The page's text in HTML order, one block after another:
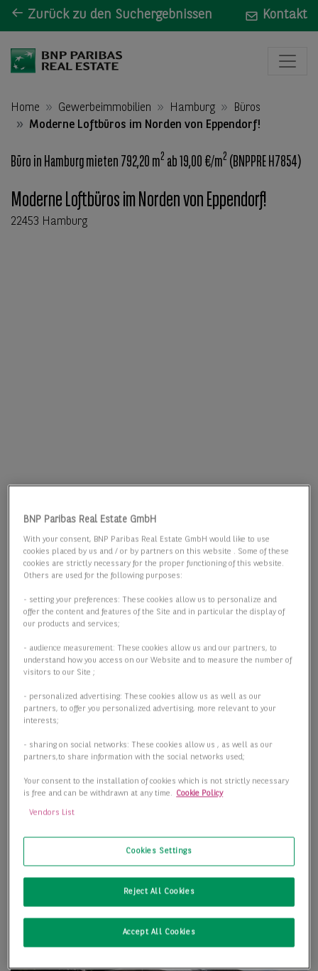
Zurück zu den Suchergebnissen Kontakt
Home Gewerbeimmobilien Hamburg
Büros
Moderne Loftbüros im Norden von Eppendorf!
Büro in Hamburg mieten 792,20 m2 ab 19,00 €/m2 (BNPPRE H7854)
Moderne Loftbüros im Norden von Eppendorf!
22453 Hamburg
BNP Paribas Real Estate GmbH
With your consent, BNP Paribas Real Estate GmbH would like to use
cookies placed by us and / or by partners on this website . Some of these
cookies are strictly necessary for the proper functioning of this website.
Others are used for the following purposes:
- setting your preferences: These cookies allow us to personalize and
offer the content and features of the Site and in particular the display of
our products and services;
- audience measurement: These cookies allow us and our partners, to
understand how you access on our Website and to measure the number of
visitors to our Site ;
- personalized advertising: These cookies allow us as well as our
partners, to offer you personalized advertising, more relevant to your
interests;
- sharing on social networks: These cookies allow us , as well as our
partners,to share information with the social networks used;
Your consent to the installation of cookies which is not strictly necessary
is free and can be withdrawn at any time. Cookie Policy
Vendors List
Cookies Settings
Reject All Cookies
Accept All Cookies